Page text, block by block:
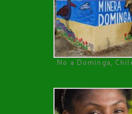
No a Dominga,